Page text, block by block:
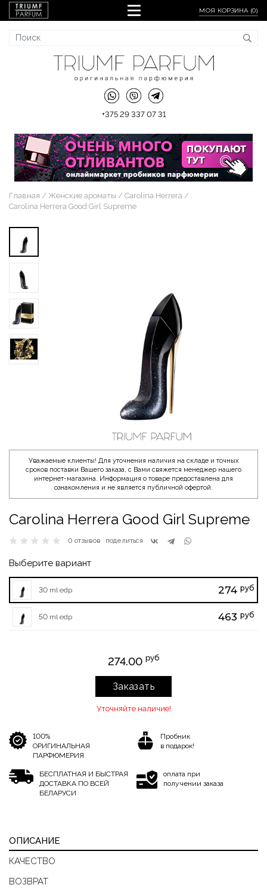
МОЯ КОРЗИНА (0)
+375 29 337 07 31
Главная Женские ароматы
Carolina Herrera
Carolina Herrera Good Girl Supreme
Уважаемые клиенты! Для уточнения наличия на складе и точных
сроков поставки Вашего заказа, с Вами свяжется менеджер нашего
интернет-магазина. Информация о товаре предоставлена для
ознакомления и не является публичной офертой.
Carolina Herrera Good Girl Supreme
0 отзывов поделиться
Выберите вариант
30 ml edp 274 руб
50 ml edp 463 руб
274.00 руб
Заказать
Уточняйте наличие!
100%
ОРИГИНАЛЬНАЯ
ПАРФЮМЕРИЯ
Пробник
в подарок!
БЕСПЛАТНАЯ И БЫСТРАЯ
ДОСТАВКА ПО ВСЕЙ
БЕЛАРУСИ
оплата при
получении заказа
ОПИСАНИЕ
КАЧЕСТВО
ВОЗВРАТ